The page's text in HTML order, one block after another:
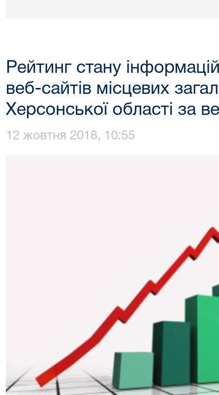
Рейтинг стану
веб-сайтів місцевих
Херсонської області за
12 жовтня 2018, 10:55